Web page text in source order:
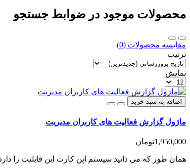
محصولات موجود در ضوابط جستجو
مقایسه محصولات (0)
ترتیب
نمایش
اضافه به سبد خرید
ماژول گزارش فعالیت های کاربران مدیریت
1,950,000تومان
همان طور که می دانید سیستم اپن کارت این قابلیت را